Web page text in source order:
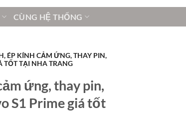
CÙNG HỆ THỐNG
ÉP KÍNH CẢM ỨNG, THAY PIN,
TỐT TẠI NHA TRANG
ứng, thay pin,
S1 Prime giá tốt